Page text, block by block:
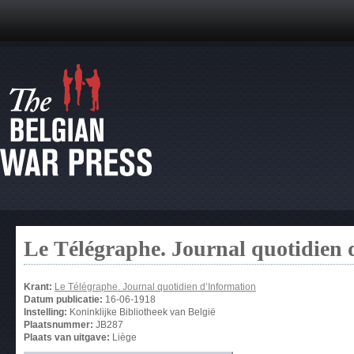
Le Télégraphe. Journal quotidien
Krant: Le Télégraphe. Journal quotidien d’Information
Datum publicatie: 16-06-1918
Instelling: Koninklijke Bibliotheek van België
Plaatsnummer: JB287
Plaats van uitgave: Liège